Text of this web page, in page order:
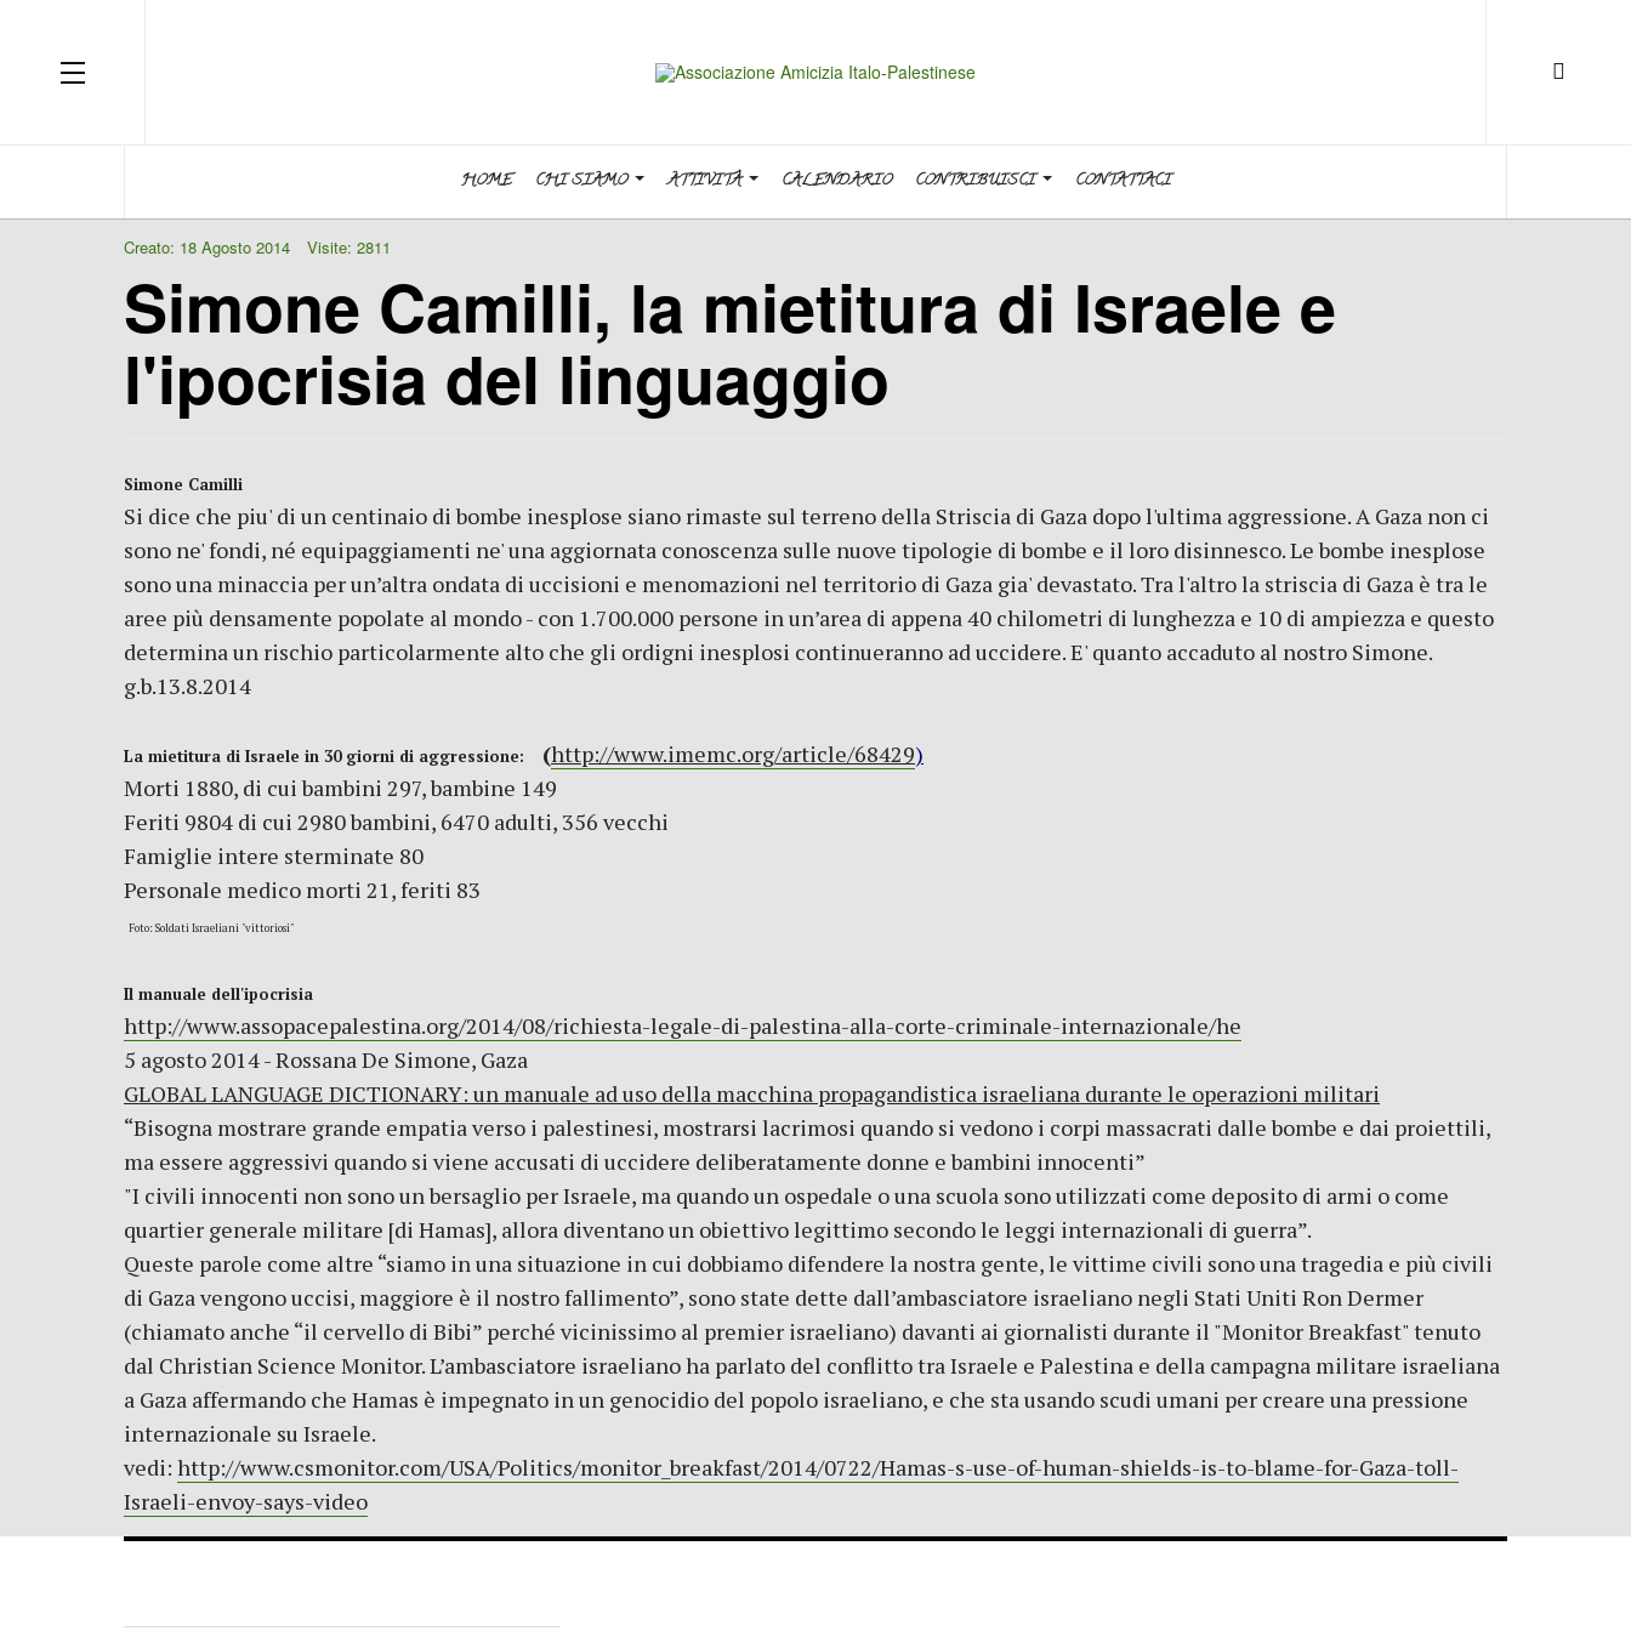
OFF CANVAS
HOME CHI SIAMO ATTIVITÀ CALENDARIO CONTRIBUISCI CONTATTACI
Creato: 18 Agosto 2014 Visite: 2811
Simone Camilli, la mietitura di Israele e
l'ipocrisia del linguaggio
Simone Camilli
Si dice che piu' di un centinaio di bombe inesplose siano rimaste sul terreno della Striscia di Gaza dopo l'ultima aggressione. A Gaza non ci
sono ne' fondi, né equipaggiamenti ne' una aggiornata conoscenza sulle nuove tipologie di bombe e il loro disinnesco. Le bombe inesplose
sono una minaccia per un’altra ondata di uccisioni e menomazioni nel territorio di Gaza gia' devastato. Tra l'altro la striscia di Gaza è tra le
aree più densamente popolate al mondo - con 1.700.000 persone in un’area di appena 40 chilometri di lunghezza e 10 di ampiezza e questo
determina un rischio particolarmente alto che gli ordigni inesplosi continueranno ad uccidere. E' quanto accaduto al nostro Simone.
g.b.13.8.2014
La mietitura di Israele in 30 giorni di aggressione: (http://www.imemc.org/article/68429)
Morti 1880, di cui bambini 297, bambine 149
Feriti 9804 di cui 2980 bambini, 6470 adulti, 356 vecchi
Famiglie intere sterminate 80
Personale medico morti 21, feriti 83
Foto: Soldati Israeliani "vittoriosi"
Il manuale dell'ipocrisia
http://www.assopacepalestina.org/2014/08/richiesta-legale-di-palestina-alla-corte-criminale-internazionale/he
5 agosto 2014 - Rossana De Simone, Gaza
GLOBAL LANGUAGE DICTIONARY: un manuale ad uso della macchina propagandistica israeliana durante le operazioni militari
“Bisogna mostrare grande empatia verso i palestinesi, mostrarsi lacrimosi quando si vedono i corpi massacrati dalle bombe e dai proiettili,
ma essere aggressivi quando si viene accusati di uccidere deliberatamente donne e bambini innocenti”
"I civili innocenti non sono un bersaglio per Israele, ma quando un ospedale o una scuola sono utilizzati come deposito di armi o come
quartier generale militare [di Hamas], allora diventano un obiettivo legittimo secondo le leggi internazionali di guerra”.
Queste parole come altre “siamo in una situazione in cui dobbiamo difendere la nostra gente, le vittime civili sono una tragedia e più civili
di Gaza vengono uccisi, maggiore è il nostro fallimento”, sono state dette dall’ambasciatore israeliano negli Stati Uniti Ron Dermer
(chiamato anche “il cervello di Bibi” perché vicinissimo al premier israeliano) davanti ai giornalisti durante il "Monitor Breakfast" tenuto
dal Christian Science Monitor. L’ambasciatore israeliano ha parlato del conflitto tra Israele e Palestina e della campagna militare israeliana
a Gaza affermando che Hamas è impegnato in un genocidio del popolo israeliano, e che sta usando scudi umani per creare una pressione
internazionale su Israele.
vedi: http://www.csmonitor.com/USA/Politics/monitor_breakfast/2014/0722/Hamas-s-use-of-human-shields-is-to-blame-for-Gaza-toll-
Israeli-envoy-says-video